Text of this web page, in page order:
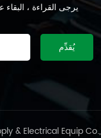
يرجى القراءة ،
& Electrical Equip Co.,